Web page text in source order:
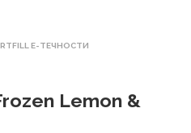
Е-ТЕЧНОСТИ
Lemon &